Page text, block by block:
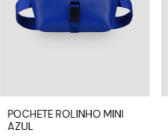
POCHETE ROLINHO MINI
AZUL